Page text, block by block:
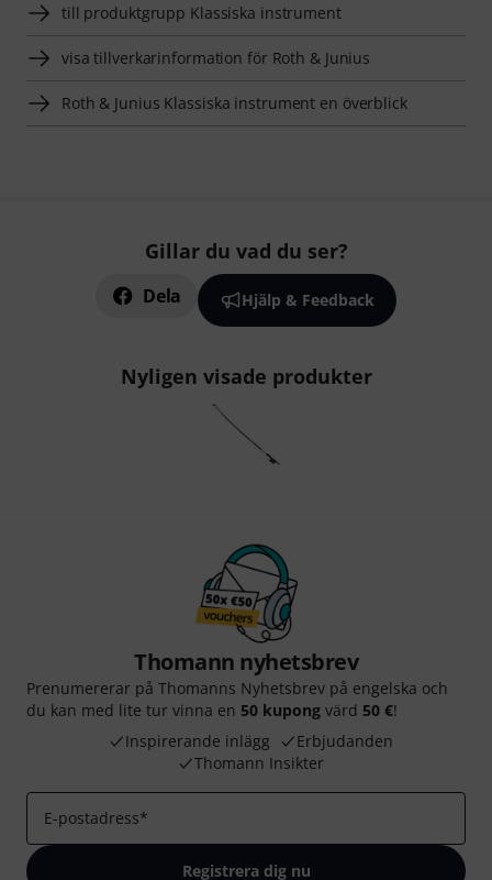
till produktgrupp Klassiska instrument
visa tillverkarinformation för Roth & Junius
Roth & Junius Klassiska instrument en överblick
Gillar du vad du ser?
Dela Hjälp & Feedback
Nyligen visade produkter
Thomann nyhetsbrev
Prenumererar på Thomanns Nyhetsbrev på engelska och
du kan med lite tur vinna en 50 kupong värd 50 €!
Inspirerande inlägg
Erbjudanden
Thomann Insikter
E-postadress*
Registrera dig nu